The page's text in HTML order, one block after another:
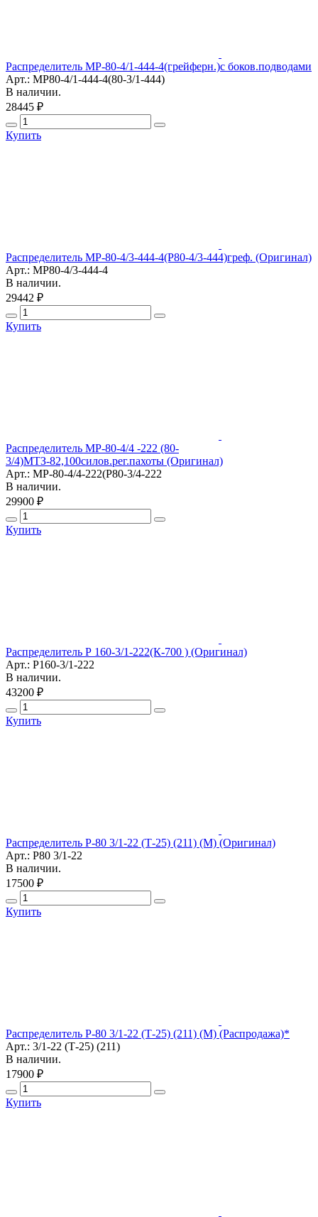
Распределитель МР-80-4/1-444-4(грейферн.)с боков.подводами
Арт.: МР80-4/1-444-4(80-3/1-444)
В наличии.
28445 ₽
Купить
Распределитель МР-80-4/3-444-4(Р80-4/3-444)греф. (Оригинал)
Арт.: МР80-4/3-444-4
В наличии.
29442 ₽
Купить
Распределитель МР-80-4/4 -222 (80-
3/4)МТЗ-82,100силов.рег.пахоты (Оригинал)
Арт.: МР-80-4/4-222(Р80-3/4-222
В наличии.
29900 ₽
Купить
Распределитель Р 160-3/1-222(К-700 ) (Оригинал)
Арт.: Р160-3/1-222
В наличии.
43200 ₽
Купить
Распределитель Р-80 3/1-22 (Т-25) (211) (М) (Оригинал)
Арт.: Р80 3/1-22
В наличии.
17500 ₽
Купить
Распределитель Р-80 3/1-22 (Т-25) (211) (М) (Распродажа)*
Арт.: 3/1-22 (Т-25) (211)
В наличии.
17900 ₽
Купить